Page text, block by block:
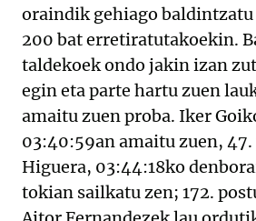
oraindik gehiago baldintzatu
200 bat erretiratutakoekin.
taldekoek ondo jakin izan
egin eta parte hartu zuen
amaitu zuen proba. Iker
03:40:59an amaitu zuen,
Higuera, 03:44:18ko
tokian sailkatu zen; 172.